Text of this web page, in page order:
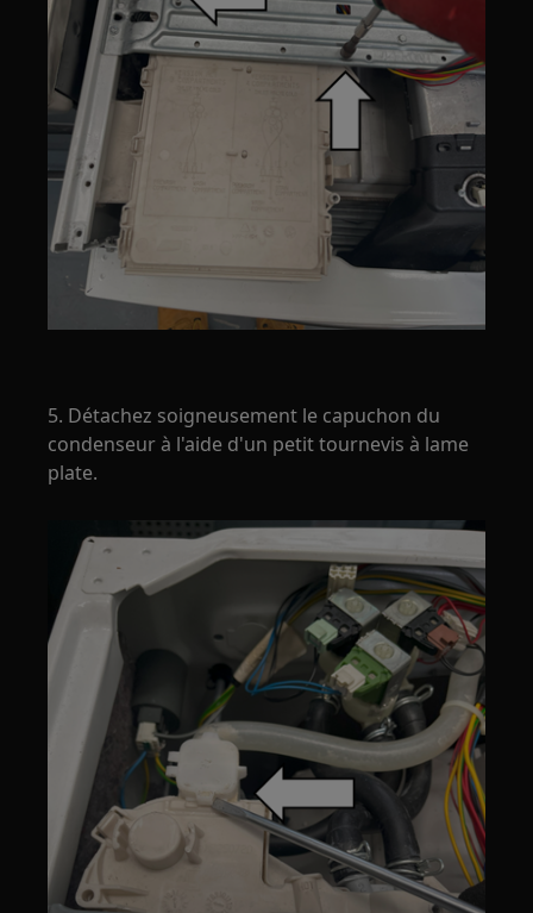
5. Détachez soigneusement le capuchon du
condenseur à l'aide d'un petit tournevis à lame
plate.